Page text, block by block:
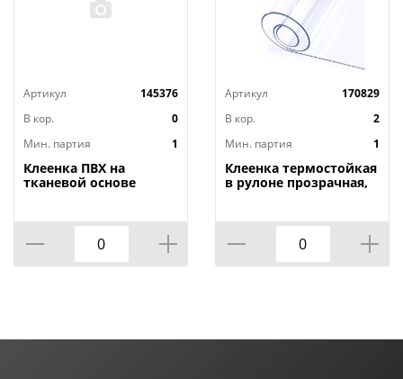
Артикул
145376
В кор.
0
Мин. партия
1
Клеенка ПВХ на
тканевой основе
потертости, грязные
края
Артикул
170829
В кор.
2
Мин. партия
1
Клеенка термостойкая
в рулоне прозрачная,
HOZBAT